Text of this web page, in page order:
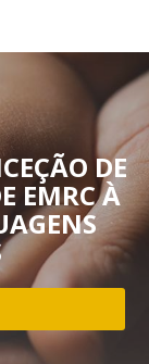
DE
EMRC À